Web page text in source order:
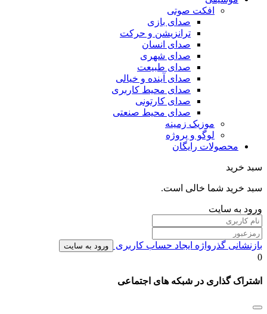
افکت صوتی
صدای بازی
ترانزیشن و حرکت
صدای انسان
صدای شهری
صدای طبیعت
صدای آینده و خیالی
صدای محیط کاربری
صدای کارتونی
صدای محیط صنعتی
موزیک زمینه
لوگو و پروژه
محصولات رایگان
سبد خرید
سبد خرید شما خالی است.
ورود به سایت
بازنشانی گذرواژه ایجاد حساب کاربری ورود به سایت
0
اشتراک گذاری در شبکه های اجتماعی